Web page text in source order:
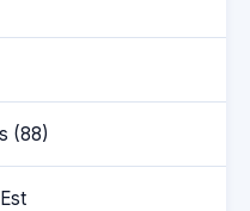
(88)